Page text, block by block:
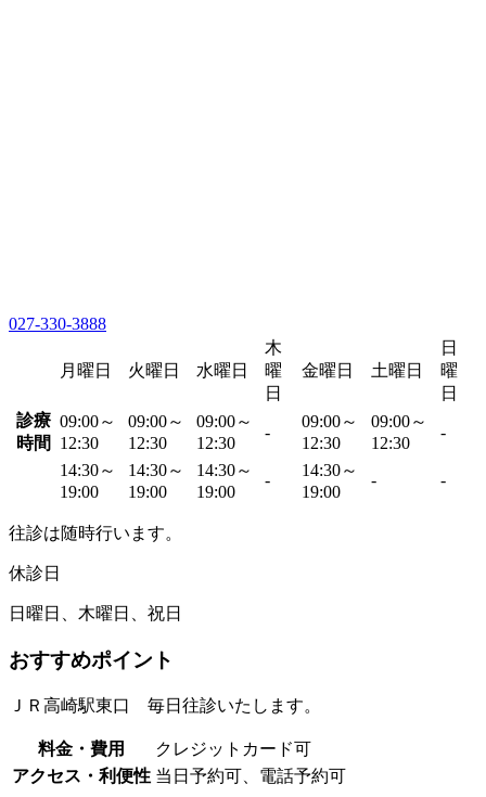
027-330-3888
月曜日 火曜日 水曜日
木
曜
日
金曜日 土曜日
日
曜
日
診療
時間
09:00～
12:30
09:00～
12:30
09:00～
12:30
-
09:00～
12:30
09:00～
12:30
-
14:30～
19:00
14:30～
19:00
14:30～
19:00
-
14:30～
19:00
- -
往診は随時行います。
休診日
日曜日、木曜日、祝日
おすすめポイント
ＪＲ高崎駅東口 毎日往診いたします。
料金・費用
クレジットカード可
アクセス・利便性 当日予約可、電話予約可